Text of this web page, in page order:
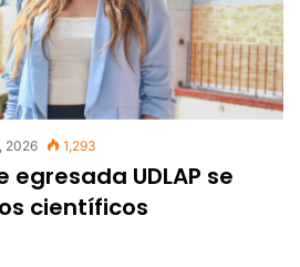
2026 1,293
UDLAP se
científicos